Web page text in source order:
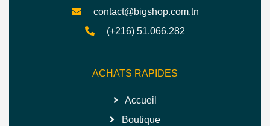
contact@bigshop.com.tn
(+216) 51.066.282
ACHATS RAPIDES
Accueil
Boutique